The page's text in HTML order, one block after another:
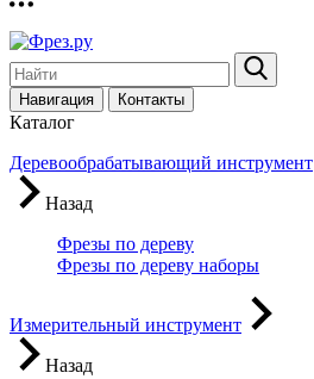
Навигация Контакты
Каталог
Деревообрабатывающий инструмент
Назад
Фрезы по дереву
Фрезы по дереву наборы
Измерительный инструмент
Назад